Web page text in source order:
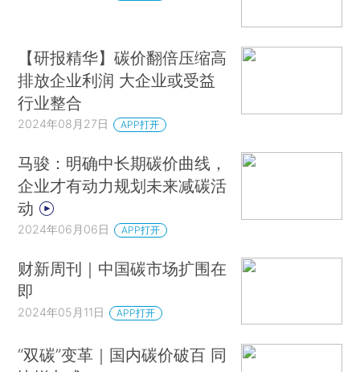
【研报精华】碳价翻倍压缩高
排放企业利润 大企业或受益
行业整合
2024年08月27日 APP打开
马骏：明确中长期碳价曲线，
企业才有动力规划未来减碳活
动
2024年06月06日 APP打开
财新周刊｜中国碳市场扩围在
即
2024年05月11日 APP打开
“双碳”变革｜国内碳价破百 同